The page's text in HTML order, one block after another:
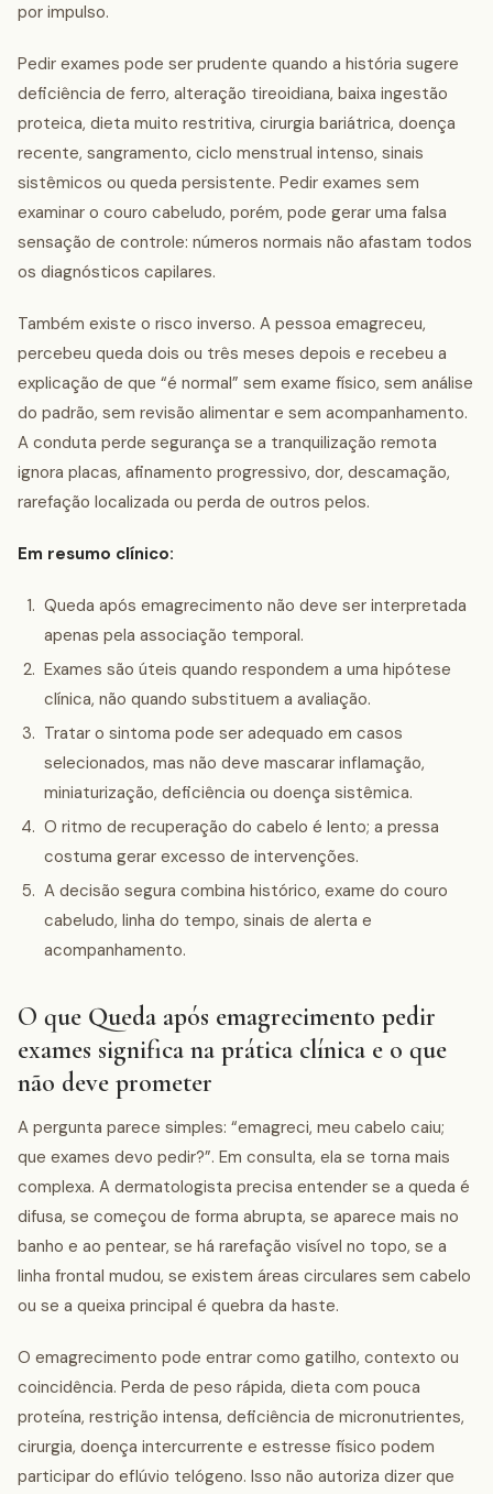
por impulso.
Pedir exames pode ser prudente quando a história sugere
deficiência de ferro, alteração tireoidiana, baixa ingestão
proteica, dieta muito restritiva, cirurgia bariátrica, doença
recente, sangramento, ciclo menstrual intenso, sinais
sistêmicos ou queda persistente. Pedir exames sem
examinar o couro cabeludo, porém, pode gerar uma falsa
sensação de controle: números normais não afastam todos
os diagnósticos capilares.
Também existe o risco inverso. A pessoa emagreceu,
percebeu queda dois ou três meses depois e recebeu a
explicação de que “é normal” sem exame físico, sem análise
do padrão, sem revisão alimentar e sem acompanhamento.
A conduta perde segurança se a tranquilização remota
ignora placas, afinamento progressivo, dor, descamação,
rarefação localizada ou perda de outros pelos.
Em resumo clínico:
Queda após emagrecimento não deve ser interpretada
apenas pela associação temporal.
Exames são úteis quando respondem a uma hipótese
clínica, não quando substituem a avaliação.
Tratar o sintoma pode ser adequado em casos
selecionados, mas não deve mascarar inflamação,
miniaturização, deficiência ou doença sistêmica.
O ritmo de recuperação do cabelo é lento; a pressa
costuma gerar excesso de intervenções.
A decisão segura combina histórico, exame do couro
cabeludo, linha do tempo, sinais de alerta e
acompanhamento.
O que Queda após emagrecimento pedir
exames significa na prática clínica e o que
não deve prometer
A pergunta parece simples: “emagreci, meu cabelo caiu;
que exames devo pedir?”. Em consulta, ela se torna mais
complexa. A dermatologista precisa entender se a queda é
difusa, se começou de forma abrupta, se aparece mais no
banho e ao pentear, se há rarefação visível no topo, se a
linha frontal mudou, se existem áreas circulares sem cabelo
ou se a queixa principal é quebra da haste.
O emagrecimento pode entrar como gatilho, contexto ou
coincidência. Perda de peso rápida, dieta com pouca
proteína, restrição intensa, deficiência de micronutrientes,
cirurgia, doença intercurrente e estresse físico podem
participar do eflúvio telógeno. Isso não autoriza dizer que